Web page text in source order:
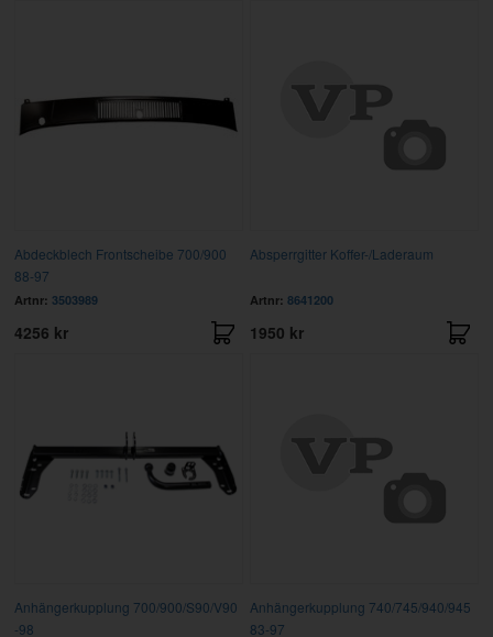
Abdeckblech Frontscheibe 700/900
88-97
Artnr: 3503989
4256 kr
Absperrgitter Koffer-/Laderaum
Artnr: 8641200
1950 kr
Anhängerkupplung 700/900/S90/V90
-98
Anhängerkupplung 740/745/940/945
83-97